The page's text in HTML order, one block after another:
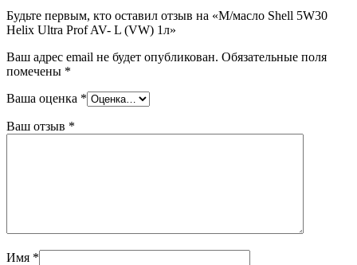
Будьте первым, кто оставил отзыв на «М/масло Shell 5W30
Helix Ultra Prof AV- L (VW) 1л»
Ваш адрес email не будет опубликован. Обязательные поля
помечены *
Ваша оценка *
Ваш отзыв *
Имя *